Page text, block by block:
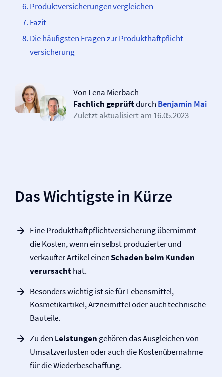
Produkt­­versicherungen vergleichen
Fazit
Die häufigsten Fragen zur Produkt­haftpflicht­
versicherung
Von Lena Mierbach
Fachlich geprüftdurch Benjamin Mai
Zuletzt aktualisiert am 16.05.2023
Das Wichtigste in Kürze
Eine Produkt­haftpflicht­versicherung übernimmt
die Kosten, wenn ein selbst produzierter und
verkaufter Artikel einenSchaden beim Kunden
verursachthat.
Besonders wichtig ist sie für Lebensmittel,
Kosmetikartikel, Arzneimittel oder auch technische
Bauteile.
Zu den Leistungen gehören das Ausgleichen von
Umsatzverlusten oder auch die Kostenübernahme
für die Wiederbeschaffung.